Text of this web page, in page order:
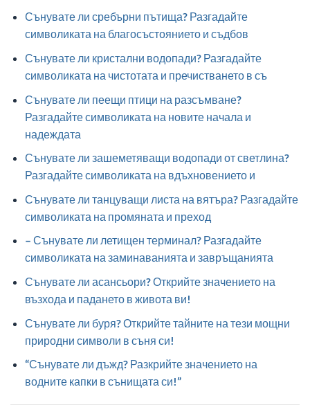
Сънувате ли сребърни пътища? Разгадайте
символиката на благосъстоянието и съдбов
Сънувате ли кристални водопади? Разгадайте
символиката на чистотата и пречистването в съ
Сънувате ли пеещи птици на разсъмване?
Разгадайте символиката на новите начала и
надеждата
Сънувате ли зашеметяващи водопади от светлина?
Разгадайте символиката на вдъхновението и
Сънувате ли танцуващи листа на вятъра? Разгадайте
символиката на промяната и преход
– Сънувате ли летищен терминал? Разгадайте
символиката на заминаванията и завръщанията
Сънувате ли асансьори? Открийте значението на
възхода и падането в живота ви!
Сънувате ли буря? Открийте тайните на тези мощни
природни символи в съня си!
“Сънувате ли дъжд? Разкрийте значението на
водните капки в сънищата си!”